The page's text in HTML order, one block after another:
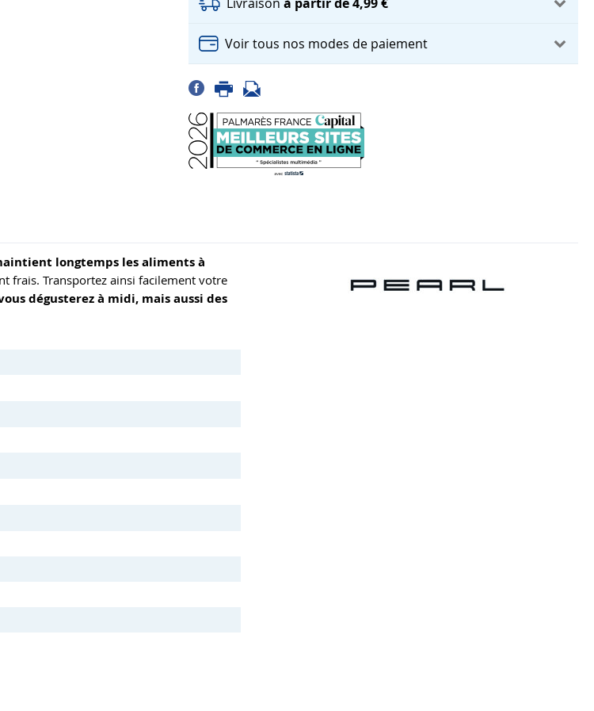
Voir tous nos modes de paiement
longtemps les aliments à
frais. Transportez ainsi facilement votre
dégusterez à midi, mais aussi des